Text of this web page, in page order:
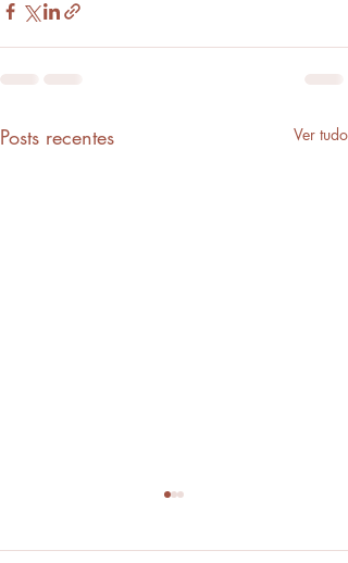
Posts recentes Ver tudo